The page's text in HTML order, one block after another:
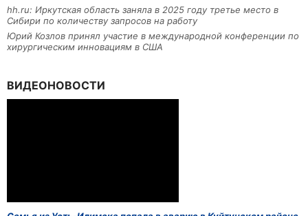
hh.ru: Иркутская область заняла в 2025 году третье место в
Сибири по количеству запросов на работу
Юрий Козлов принял участие в международной конференции по
хирургическим инновациям в США
ВИДЕОНОВОСТИ